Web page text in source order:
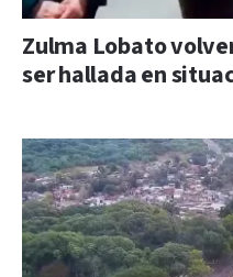
Zulma Lobato
ser hallada en